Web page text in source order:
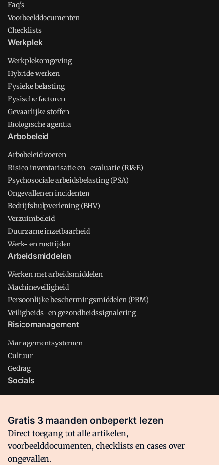
Faq's
Voorbeelddocumenten
Checklists
Werkplek
Werkplekomgeving
Hybride werken
Fysieke belasting
Fysische factoren
Gevaarlijke stoffen
Biologische agentia
Arbobeleid
Arbobeleid voeren
Risico inventarisatie en -evaluatie (RI&E)
Psychosociale arbeidsbelasting (PSA)
Ongevallen en incidenten
Bedrijfshulpverlening (BHV)
Verzuimbeleid
Duurzame inzetbaarheid
Werk- en rusttijden
Arbeidsmiddelen
Werken met arbeidsmiddelen
Machineveiligheid
Persoonlijke beschermingsmiddelen (PBM)
Veiligheids- en gezondheidssignalering
Risicomanagement
Managementsystemen
Cultuur
Gedrag
Socials
Facebook
Gratis 3 maanden onbeperkt lezen
Direct toegang tot alle artikelen,
voorbeelddocumenten, checklists en cases over
ongevallen.